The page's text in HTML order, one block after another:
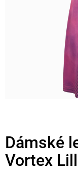
Dámské
Vortex